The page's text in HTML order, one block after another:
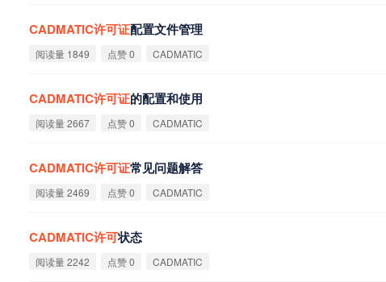
CADMATIC许可证配置文件管理
阅读量 1849 点赞 0 CADMATIC
CADMATIC许可证的配置和使用
阅读量 2667 点赞 0 CADMATIC
CADMATIC许可证常见问题解答
阅读量 2469 点赞 0 CADMATIC
CADMATIC许可状态
阅读量 2242 点赞 0 CADMATIC